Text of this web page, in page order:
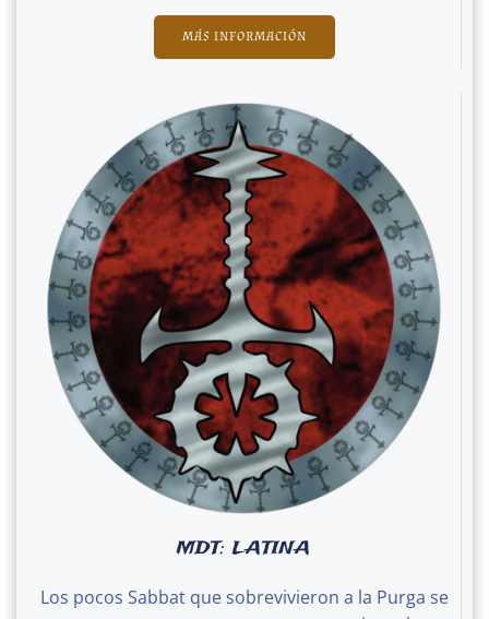
MÁS INFORMACIÓN
MDT: LATINA
Los pocos Sabbat que sobrevivieron a la Purga se